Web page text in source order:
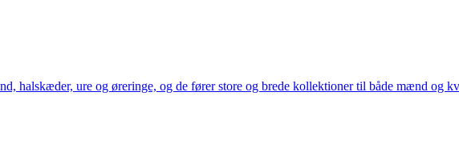
halskæder, ure og øreringe, og de fører store og brede kollektioner til både mænd og